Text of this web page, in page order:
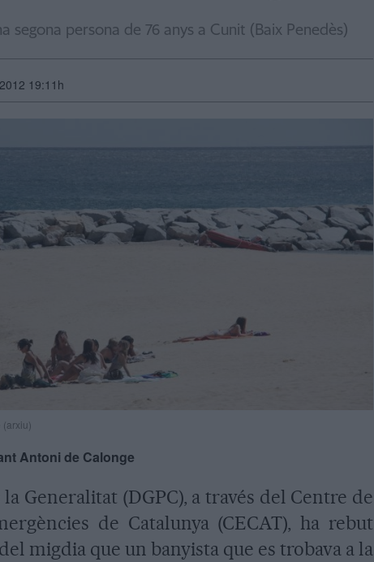
segona persona de 76 anys a Cunit (Baix Penedès)
19:11h
(arxiu)
Antoni de Calonge
Generalitat (DGPC), a través del Centre de
de Catalunya (CECAT), ha rebut
migdia que un banyista que es trobava a la